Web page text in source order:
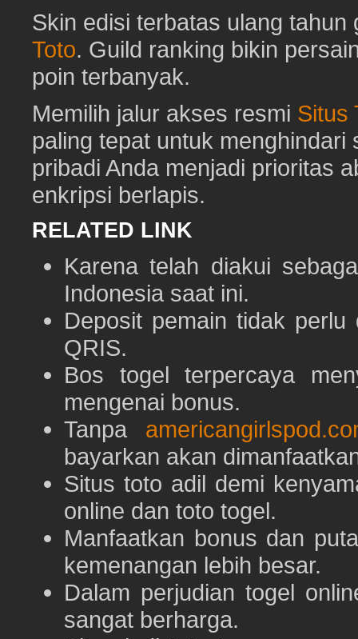
Skin edisi terbatas ulang
Toto. Guild ranking bikin
poin terbanyak.
Memilih jalur akses resmi Situs
paling tepat untuk
pribadi Anda menjadi prioritas
enkripsi berlapis.
RELATED LINK
Karena telah diakui
Indonesia saat ini.
Deposit pemain tidak
QRIS.
Bos togel terpercaya
mengenai bonus.
Tanpa
bayarkan akan
Situs toto adil demi
online dan toto togel.
Manfaatkan bonus dan
kemenangan lebih besar.
Dalam perjudian togel
sangat berharga.